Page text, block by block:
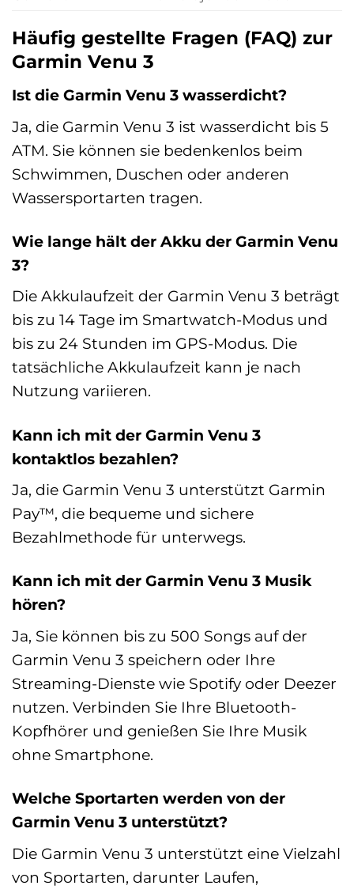
Häufig gestellte Fragen (FAQ) zur
Garmin Venu 3
Ist die Garmin Venu 3 wasserdicht?
Ja, die Garmin Venu 3 ist wasserdicht bis 5
ATM. Sie können sie bedenkenlos beim
Schwimmen, Duschen oder anderen
Wassersportarten tragen.
Wie lange hält der Akku der Garmin Venu
3?
Die Akkulaufzeit der Garmin Venu 3 beträgt
bis zu 14 Tage im Smartwatch-Modus und
bis zu 24 Stunden im GPS-Modus. Die
tatsächliche Akkulaufzeit kann je nach
Nutzung variieren.
Kann ich mit der Garmin Venu 3
kontaktlos bezahlen?
Ja, die Garmin Venu 3 unterstützt Garmin
Pay™, die bequeme und sichere
Bezahlmethode für unterwegs.
Kann ich mit der Garmin Venu 3 Musik
hören?
Ja, Sie können bis zu 500 Songs auf der
Garmin Venu 3 speichern oder Ihre
Streaming-Dienste wie Spotify oder Deezer
nutzen. Verbinden Sie Ihre Bluetooth-
Kopfhörer und genießen Sie Ihre Musik
ohne Smartphone.
Welche Sportarten werden von der
Garmin Venu 3 unterstützt?
Die Garmin Venu 3 unterstützt eine Vielzahl
von Sportarten, darunter Laufen,